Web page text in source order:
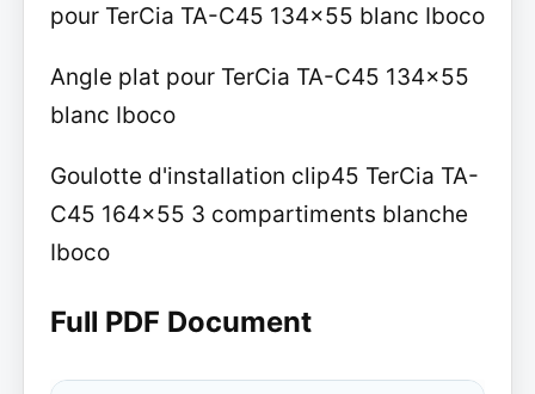
pour TerCia TA-C45 134x55 blanc Iboco
Angle plat pour TerCia TA-C45 134x55
blanc Iboco
Goulotte d'installation clip45 TerCia TA-
C45 164x55 3 compartiments blanche
Iboco
Full PDF Document